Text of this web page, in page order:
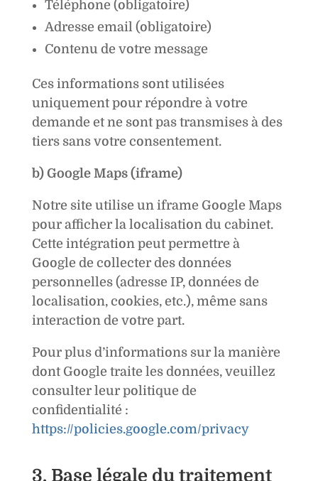
Téléphone (obligatoire)
Adresse email (obligatoire)
Contenu de votre message
Ces informations sont utilisées
uniquement pour répondre à votre
demande et ne sont pas transmises à des
tiers sans votre consentement.
b) Google Maps (iframe)
Notre site utilise un iframe Google Maps
pour afficher la localisation du cabinet.
Cette intégration peut permettre à
Google de collecter des données
personnelles (adresse IP, données de
localisation, cookies, etc.), même sans
interaction de votre part.
Pour plus d’informations sur la manière
dont Google traite les données, veuillez
consulter leur politique de
confidentialité :
https://policies.google.com/privacy
3. Base légale du traitement